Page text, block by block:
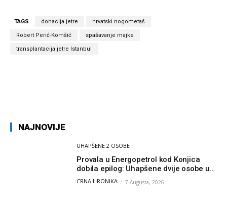
TAGS donacija jetre hrvatski nogometaš
Robert Perić-Komšić spašavanje majke
transplantacija jetre Istanbul
NAJNOVIJE
UHAPŠENE 2 OSOBE
Provala u Energopetrol kod Konjica
dobila epilog: Uhapšene dvije osobe u
Čapljini i Jablanici
CRNA HRONIKA 7 Augusta, 2026